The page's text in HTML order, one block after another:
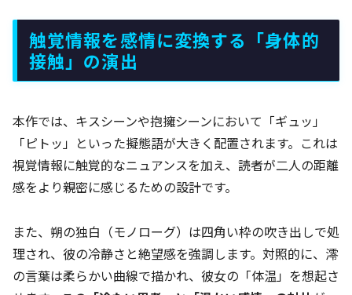
触覚情報を感情に変換する「身体的
接触」の演出
本作では、キスシーンや抱擁シーンにおいて「ギュッ」
「ピトッ」といった擬態語が大きく配置されます。これは
視覚情報に触覚的なニュアンスを加え、読者が二人の距離
感をより親密に感じるための設計です。
また、朔の独白（モノローグ）は四角い枠の吹き出しで処
理され、彼の冷静さと絶望感を強調します。対照的に、澪
の言葉は柔らかい曲線で描かれ、彼女の「体温」を想起さ